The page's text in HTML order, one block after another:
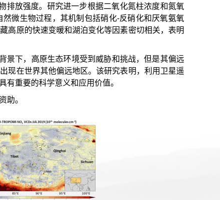
排放强度。研究进一步根据二氧化氮柱浓度和氮氧
微生物过程，其机制包括硝化-反硝化和厌氧氨氧
高原的快速变暖和湖泊变化等因素密切相关，表明
景下，高原生态环境受到威胁和挑战，但是其偏远
现在世界其他偏远地区。该研究表明，利用卫星遥
有重要的科学意义和应用价值。
助。